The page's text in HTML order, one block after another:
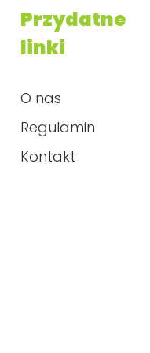
Przydatne
linki
O nas
Regulamin
Kontakt